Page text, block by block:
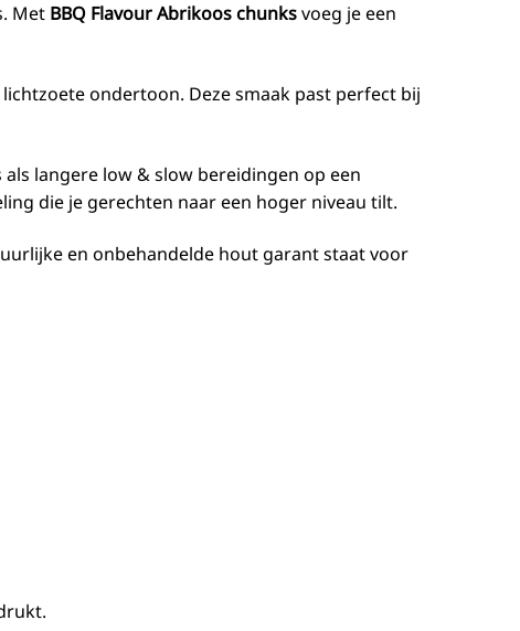
Met BBQ Flavour Abrikoos chunksvoeg je een
ondertoon. Deze smaak past perfect bij
langere low & slow bereidingen op een
die je gerechten naar een hoger niveau tilt.
en onbehandelde hout garant staat voor